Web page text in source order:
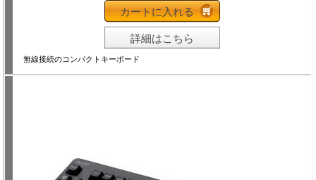
カートに入れる
詳細はこちら
無線接続のコンパクトキーボード